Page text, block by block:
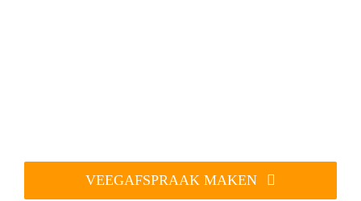
VEEGAFSPRAAK MAKEN